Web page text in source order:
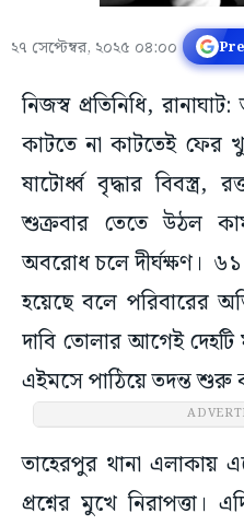
২৭ সেপ্টেম্বর, ২০২৫ ০৪:০০
নিজস্ব প্রতিনিধি,
কাটতে না কাটতেই ফের
ষাটোর্ধ্ব বৃদ্ধার বিবস্ত্র,
শুক্রবার তেতে উঠল
অবরোধ চলে দীর্ঘক্ষণ।
হয়েছে বলে পরিবারের
দাবি তোলার আগেই
এইমসে পাঠিয়ে তদন্ত শুরু
তাহেরপুর থানা
প্রশ্নের মুখে নিরাপত্তা।